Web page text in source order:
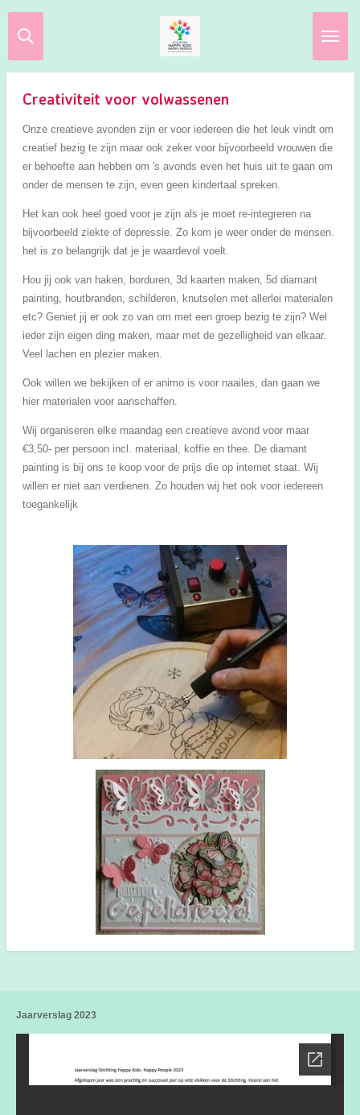
Ga
direct
de
hoofdinhoud
Creativiteit voor volwassenen
Onze creatieve avonden zijn er voor iedereen die het leuk vindt om
creatief bezig te zijn maar ook zeker voor bijvoorbeeld vrouwen die
er behoefte aan hebben om 's avonds even het huis uit te gaan om
onder de mensen te zijn, even geen kindertaal spreken.
Het kan ook heel goed voor je zijn als je moet re-integreren na
bijvoorbeeld ziekte of depressie. Zo kom je weer onder de mensen.
het is zo belangrijk dat je je waardevol voelt.
Hou jij ook van haken, borduren, 3d kaarten maken, 5d diamant
painting, houtbranden, schilderen, knutselen met allerlei materialen
etc? Geniet jij er ook zo van om met een groep bezig te zijn? Wel
ieder zijn eigen ding maken, maar met de gezelligheid van elkaar.
Veel lachen en plezier maken.
Ook willen we bekijken of er animo is voor naailes, dan gaan we
hier materialen voor aanschaffen.
Wij organiseren elke maandag een creatieve avond voor maar
€3,50- per persoon incl. materiaal, koffie en thee. De diamant
painting is bij ons te koop voor de prijs die op internet staat. Wij
willen er niet aan verdienen. Zo houden wij het ook voor iedereen
toegankelijk
Jaarverslag 2023